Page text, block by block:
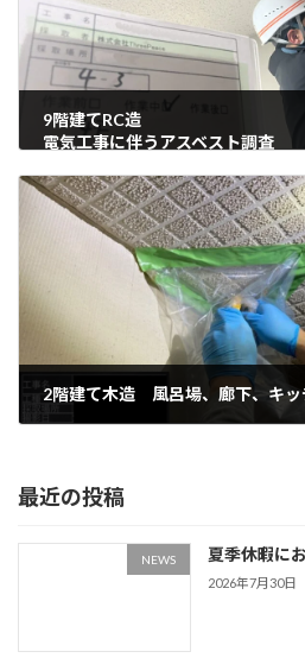
9階建てRC造
電気工事に伴うアスベスト調査
2022年12月17日
最近の投稿
NEWS 夏季休暇に
2026年7月30日